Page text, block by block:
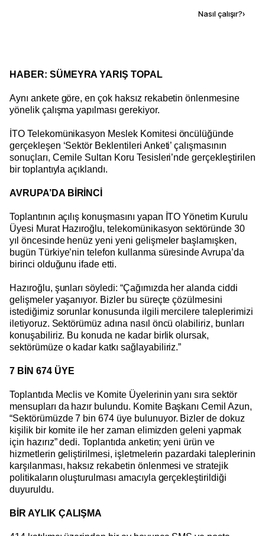
Nasıl çalışır?›
HABER: SÜMEYRA YARIŞ TOPAL
Aynı ankete göre, en çok haksız rekabetin önlenmesine
yönelik çalışma yapılması gerekiyor.
İTO Telekomünikasyon Meslek Komitesi öncülüğünde
gerçekleşen ‘Sektör Beklentileri Anketi’ çalışmasının
sonuçları, Cemile Sultan Koru Tesisleri’nde gerçekleştirilen
bir toplantıyla açıklandı.
AVRUPA’DA BİRİNCİ
Toplantının açılış konuşmasını yapan İTO Yönetim Kurulu
Üyesi Murat Hazıroğlu, telekomünikasyon sektöründe 30
yıl öncesinde henüz yeni yeni gelişmeler başlamışken,
bugün Türkiye’nin telefon kullanma süresinde Avrupa’da
birinci olduğunu ifade etti.
Hazıroğlu, şunları söyledi: “Çağımızda her alanda ciddi
gelişmeler yaşanıyor. Bizler bu süreçte çözülmesini
istediğimiz sorunlar konusunda ilgili mercilere taleplerimizi
iletiyoruz. Sektörümüz adına nasıl öncü olabiliriz, bunları
konuşabiliriz. Bu konuda ne kadar birlik olursak,
sektörümüze o kadar katkı sağlayabiliriz.”
7 BİN 674 ÜYE
Toplantıda Meclis ve Komite Üyelerinin yanı sıra sektör
mensupları da hazır bulundu. Komite Başkanı Cemil Azun,
“Sektörümüzde 7 bin 674 üye bulunuyor. Bizler de dokuz
kişilik bir komite ile her zaman elimizden geleni yapmak
için hazırız” dedi. Toplantıda anketin; yeni ürün ve
hizmetlerin geliştirilmesi, işletmelerin pazardaki taleplerinin
karşılanması, haksız rekabetin önlenmesi ve stratejik
politikaların oluşturulması amacıyla gerçekleştirildiği
duyuruldu.
BİR AYLIK ÇALIŞMA